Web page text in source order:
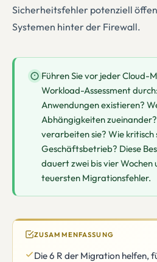
Sicherheitsfehler potenziell
Systemen hinter der Firewall.
Führen Sie vor jeder Cloud-
Workload-Assessment
Anwendungen existieren?
Abhängigkeiten
verarbeiten sie? Wie kritisch
Geschäftsbetrieb? Diese
dauert zwei bis vier
teuersten Migrationsfehler.
ZUSAMMENFASSUNG
Die 6 R der Migration helfen,